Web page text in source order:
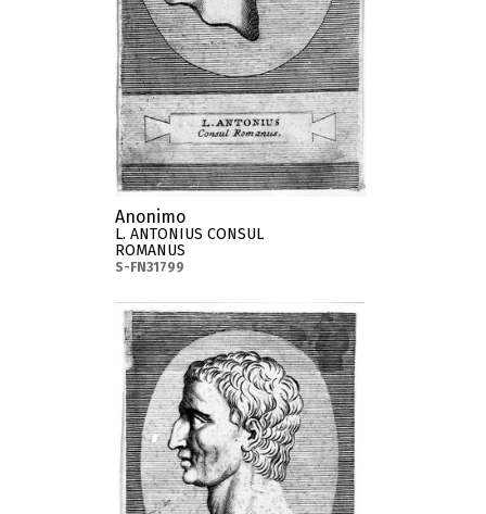
Anonimo
L. ANTONIUS CONSUL
ROMANUS
S-FN31799